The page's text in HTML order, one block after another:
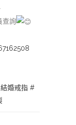
查詢
婚戒指 #